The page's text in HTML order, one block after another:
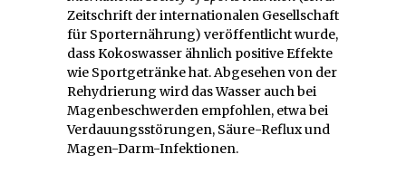
Zeitschrift der internationalen Gesellschaft
für Sporternährung) veröffentlicht wurde,
dass Kokoswasser ähnlich positive Effekte
wie Sportgetränke hat. Abgesehen von der
Rehydrierung wird das Wasser auch bei
Magenbeschwerden empfohlen, etwa bei
Verdauungsstörungen, Säure-Reflux und
Magen-Darm-Infektionen.